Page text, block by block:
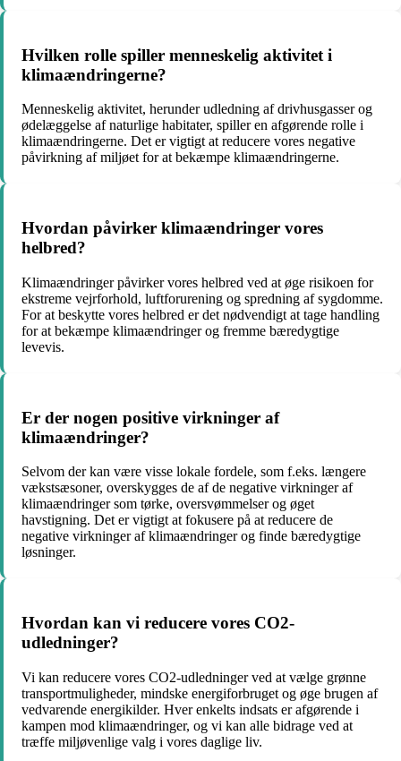
Hvilken rolle spiller menneskelig aktivitet i
klimaændringerne?
Menneskelig aktivitet, herunder udledning af drivhusgasser og
ødelæggelse af naturlige habitater, spiller en afgørende rolle i
klimaændringerne. Det er vigtigt at reducere vores negative
påvirkning af miljøet for at bekæmpe klimaændringerne.
Hvordan påvirker klimaændringer vores
helbred?
Klimaændringer påvirker vores helbred ved at øge risikoen for
ekstreme vejrforhold, luftforurening og spredning af sygdomme.
For at beskytte vores helbred er det nødvendigt at tage handling
for at bekæmpe klimaændringer og fremme bæredygtige
levevis.
Er der nogen positive virkninger af
klimaændringer?
Selvom der kan være visse lokale fordele, som f.eks. længere
vækstsæsoner, overskygges de af de negative virkninger af
klimaændringer som tørke, oversvømmelser og øget
havstigning. Det er vigtigt at fokusere på at reducere de
negative virkninger af klimaændringer og finde bæredygtige
løsninger.
Hvordan kan vi reducere vores CO2-
udledninger?
Vi kan reducere vores CO2-udledninger ved at vælge grønne
transportmuligheder, mindske energiforbruget og øge brugen af
vedvarende energikilder. Hver enkelts indsats er afgørende i
kampen mod klimaændringer, og vi kan alle bidrage ved at
træffe miljøvenlige valg i vores daglige liv.